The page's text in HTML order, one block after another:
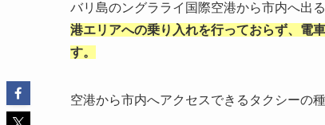
バリ島のングラライ国際空港から市内へ出
港エリアへの乗り入れを行っておらず、電
す。
空港から市内へアクセスできるタクシーの